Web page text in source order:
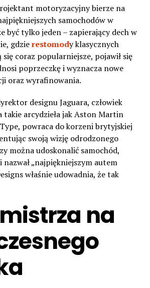
motoryzacyjny bierze na
samochodów w
być tylko jeden – zapierający dech w
gdzierestomody klasycznych
się coraz popularniejsze, pojawił się
poprzeczkę i wyznacza nowe
oraz wyrafinowania.
designu Jaguara, człowiek
takie arcydzieła jak Aston Martin
powraca do korzeni brytyjskiej
swoją wizję odrodzonego
można udoskonalić samochód,
„najpiękniejszym autem
właśnie udowadnia, że tak
na